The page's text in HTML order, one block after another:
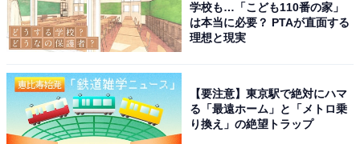
学校も…「こども110番の家」
は本当に必要？ PTAが直面する
理想と現実
【要注意】東京駅で絶対にハマ
る「最遠ホーム」と「メトロ乗
り換え」の絶望トラップ